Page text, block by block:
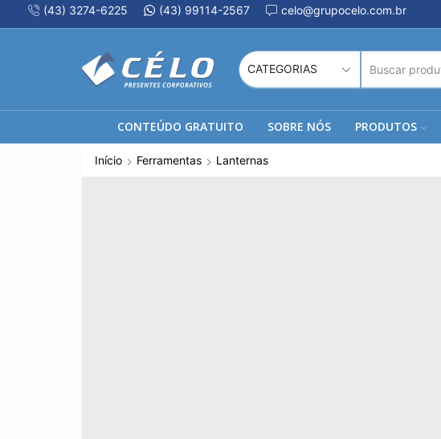
(43) 3274-6225 (43) 99114-2567 celo@grupocelo.com.br
CONTEÚDO GRATUITO SOBRE NÓS PRODUTOS
Início Ferramentas Lanternas